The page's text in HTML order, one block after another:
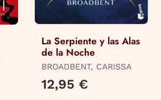
La Serpiente y las Alas
de la Noche
BROADBENT, CARISSA
12,95 €